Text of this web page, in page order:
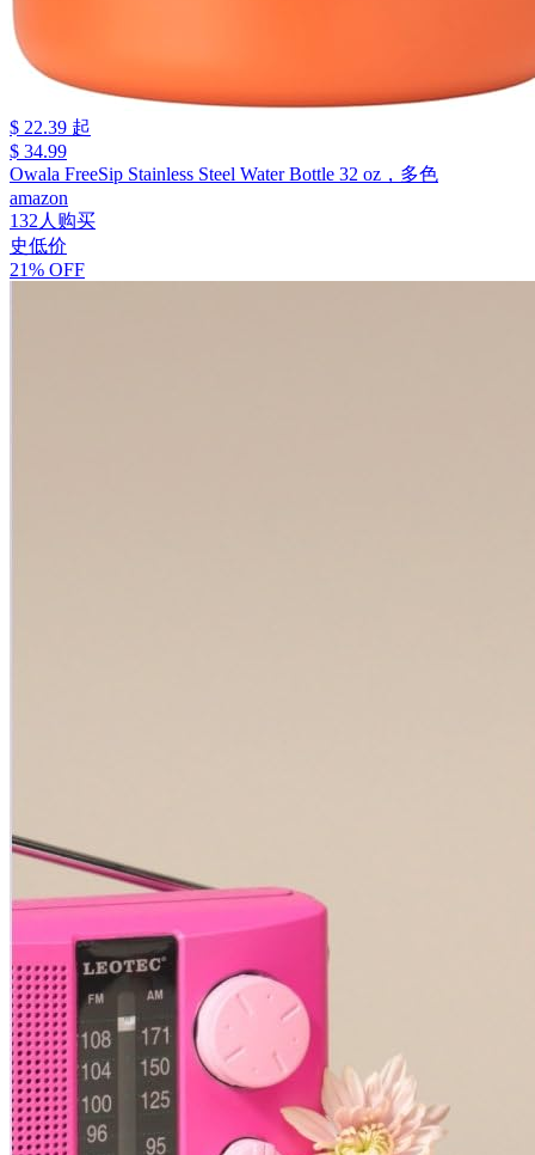
$ 22.39 起
$ 34.99
Owala FreeSip Stainless Steel Water Bottle 32 oz，多色
amazon
132人购买
史低价
21% OFF